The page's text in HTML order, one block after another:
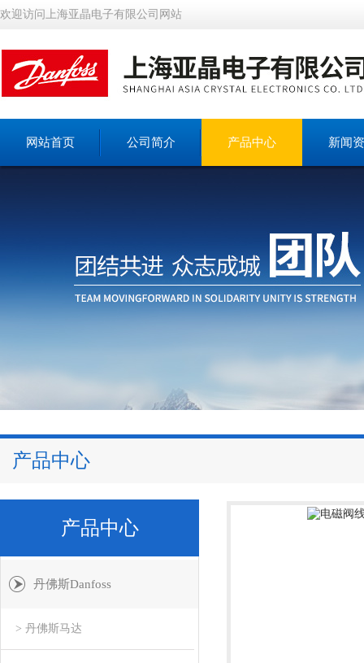
欢迎访问上海亚晶电子有限公司网站
网站首页 公司简介 产品中心 新闻
产品中心
产品中心
丹佛斯Danfoss
> 丹佛斯马达